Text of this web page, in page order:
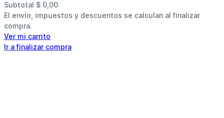
Productos
del
carrito
Subtotal $ 0,00
El envío, impuestos y descuentos se calculan al finalizar
compra.
Ver mi carrito
Ir a finalizar compra